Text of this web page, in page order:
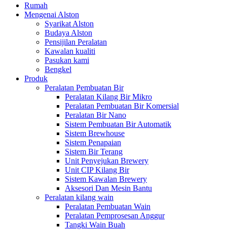
Rumah
Mengenai Alston
Syarikat Alston
Budaya Alston
Pensijilan Peralatan
Kawalan kualiti
Pasukan kami
Bengkel
Produk
Peralatan Pembuatan Bir
Peralatan Kilang Bir Mikro
Peralatan Pembuatan Bir Komersial
Peralatan Bir Nano
Sistem Pembuatan Bir Automatik
Sistem Brewhouse
Sistem Penapaian
Sistem Bir Terang
Unit Penyejukan Brewery
Unit CIP Kilang Bir
Sistem Kawalan Brewery
Aksesori Dan Mesin Bantu
Peralatan kilang wain
Peralatan Pembuatan Wain
Peralatan Pemprosesan Anggur
Tangki Wain Buah